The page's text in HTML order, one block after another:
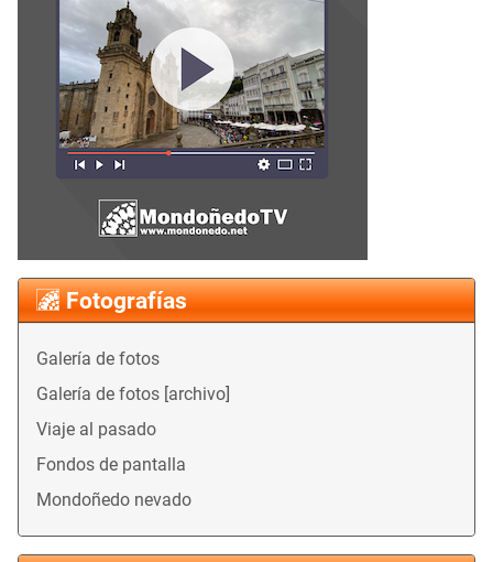
Fotografías
Galería de fotos
Galería de fotos [archivo]
Viaje al pasado
Fondos de pantalla
Mondoñedo nevado